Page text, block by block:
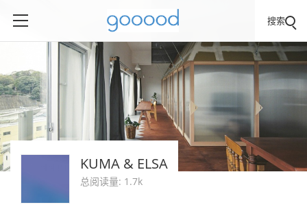
搜索
KUMA & ELSA
总阅读量: 1.7k